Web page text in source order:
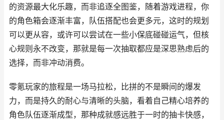
的资源最大化乐趣，而非追逐全图鉴，随着游戏进程，你
的角色箱会逐渐丰富，队伍搭配也会更多元，这时的规划
可以更从容，或许可以尝试在一些小保底碰碰运气，但核
心规则永不改变，那就是每一次抽取都应是深思熟虑后的
选择，而非冲动消费。
零氪玩家的旅程是一场马拉松，比拼的不是瞬间的爆发
力，而是持久的耐心与清晰的头脑，看着自己精心培养的
角色队伍逐渐成型，那种成就感远胜于一时的抽卡快感，